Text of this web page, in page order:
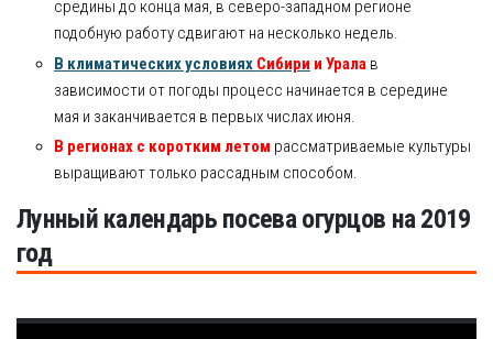
средины до конца мая, в северо-западном регионе
подобную работу сдвигают на несколько недель.
В климатических условиях Сибири и Урала в
зависимости от погоды процесс начинается в середине
мая и заканчивается в первых числах июня.
В регионах с коротким летом рассматриваемые культуры
выращивают только рассадным способом.
Лунный календарь посева огурцов на 2019
год